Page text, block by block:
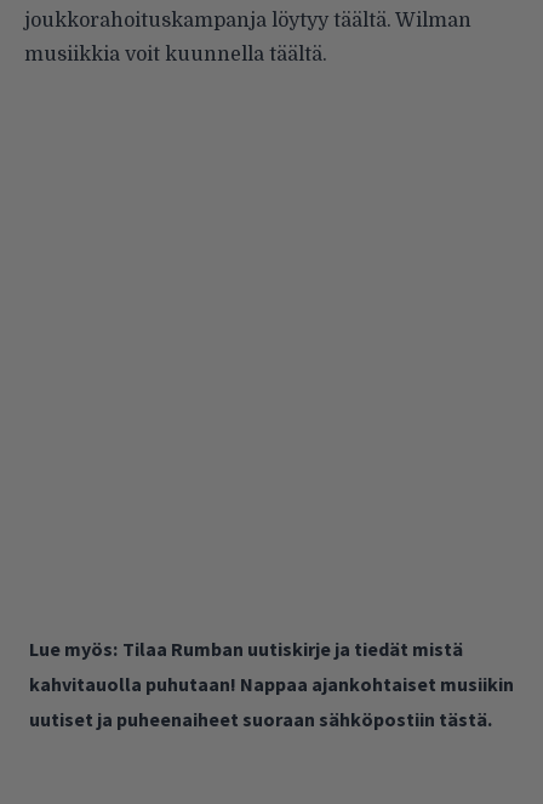
joukkorahoituskampanja löytyy täältä. Wilman
musiikkia voit kuunnella täältä.
Lue myös: Tilaa Rumban uutiskirje ja tiedät mistä
kahvitauolla puhutaan! Nappaa ajankohtaiset musiikin
uutiset ja puheenaiheet suoraan sähköpostiin tästä.